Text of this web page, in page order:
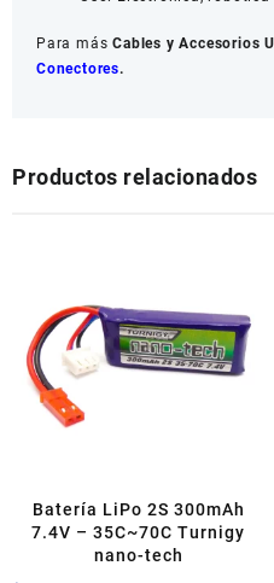
Para másCables y Accesorios
Conectores.
Productos relacionados
Batería LiPo 2S 300mAh
7.4V – 35C~70C Turnigy
nano-tech